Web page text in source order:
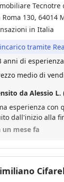
Tecnotre
Roma 130, 64014
in Italia
tramite
anni di esperienza
medio di
da Alessio
esperienza con
dall'inizio alla
simpatici. Una
un mese fa